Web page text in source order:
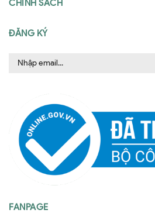
CHÍNH SÁCH
ĐĂNG KÝ
FANPAGE